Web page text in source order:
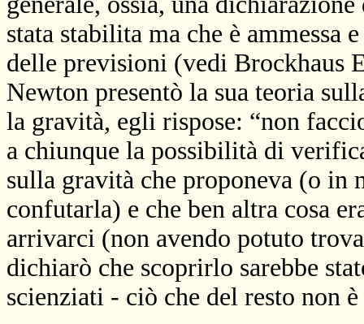
stata stabilita ma che è ammessa
delle previsioni (vedi Brockhaus
Newton presentò la sua teoria
la gravità, egli rispose: “non
a chiunque la possibilità di
sulla gravità che proponeva (o in
confutarla) e che ben altra cosa
arrivarci (non avendo potuto
dichiarò che scoprirlo sarebbe
scienziati - ciò che del resto non